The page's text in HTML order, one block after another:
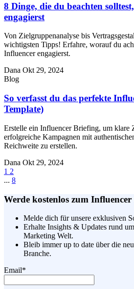
8 Dinge, die du beachten
engagierst
Von Zielgruppenanalyse bis
wichtigsten Tipps! Erfahre, worauf du
Influencer engagierst.
Dana Okt 29, 2024
Blog
So verfasst du das perfekte
Template)
Erstelle ein Influencer Briefing, um klare
erfolgreiche Kampagnen mit
Reichweite zu erstellen.
Dana Okt 29, 2024
1 2
... 8
Werde kostenlos zum
Melde dich für unsere exklusiven
Erhalte Insights & Updates rund
Marketing Welt.
Bleib immer up to date über die
Branche.
Email*